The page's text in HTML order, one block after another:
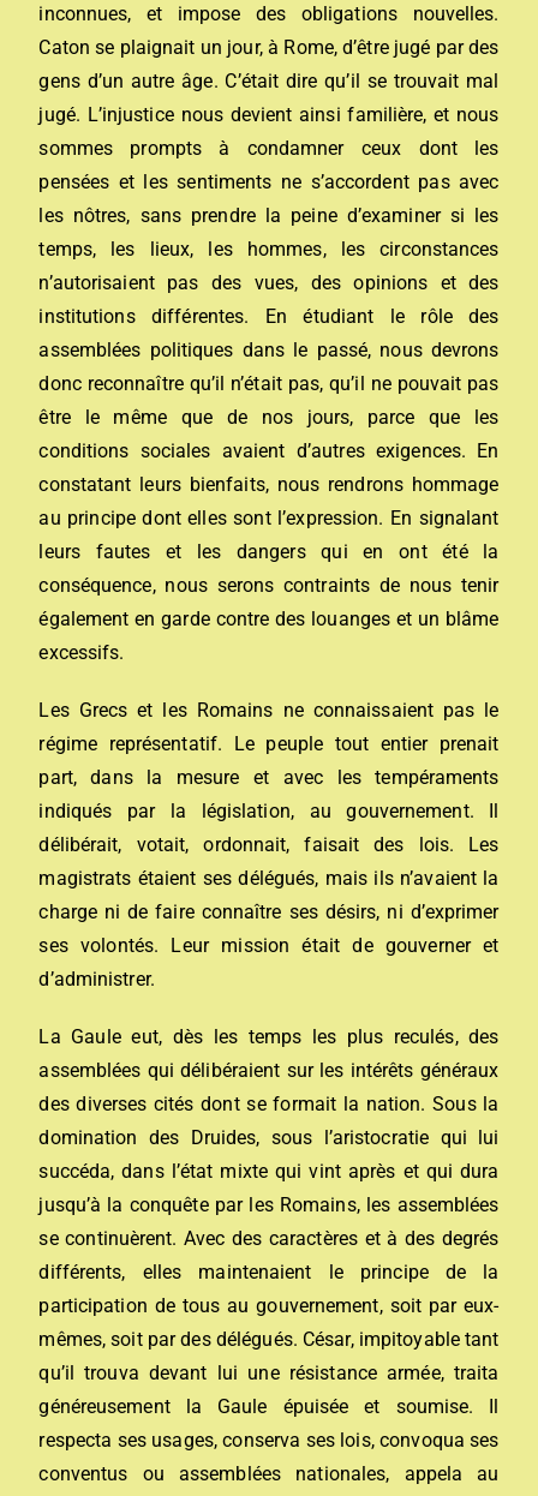
inconnues, et impose des obligations nouvelles.
Caton se plaignait un jour, à Rome, d’être jugé par des
gens d’un autre âge. C’était dire qu’il se trouvait mal
jugé. L’injustice nous devient ainsi familière, et nous
sommes prompts à condamner ceux dont les
pensées et les sentiments ne s’accordent pas avec
les nôtres, sans prendre la peine d’examiner si les
temps, les lieux, les hommes, les circonstances
n’autorisaient pas des vues, des opinions et des
institutions différentes. En étudiant le rôle des
assemblées politiques dans le passé, nous devrons
donc reconnaître qu’il n’était pas, qu’il ne pouvait pas
être le même que de nos jours, parce que les
conditions sociales avaient d’autres exigences. En
constatant leurs bienfaits, nous rendrons hommage
au principe dont elles sont l’expression. En signalant
leurs fautes et les dangers qui en ont été la
conséquence, nous serons contraints de nous tenir
également en garde contre des louanges et un blâme
excessifs.
Les Grecs et les Romains ne connaissaient pas le
régime représentatif. Le peuple tout entier prenait
part, dans la mesure et avec les tempéraments
indiqués par la législation, au gouvernement. Il
délibérait, votait, ordonnait, faisait des lois. Les
magistrats étaient ses délégués, mais ils n’avaient la
charge ni de faire connaître ses désirs, ni d’exprimer
ses volontés. Leur mission était de gouverner et
d’administrer.
La Gaule eut, dès les temps les plus reculés, des
assemblées qui délibéraient sur les intérêts généraux
des diverses cités dont se formait la nation. Sous la
domination des Druides, sous l’aristocratie qui lui
succéda, dans l’état mixte qui vint après et qui dura
jusqu’à la conquête par les Romains, les assemblées
se continuèrent. Avec des caractères et à des degrés
différents, elles maintenaient le principe de la
participation de tous au gouvernement, soit par eux-
mêmes, soit par des délégués. César, impitoyable tant
qu’il trouva devant lui une résistance armée, traita
généreusement la Gaule épuisée et soumise. Il
respecta ses usages, conserva ses lois, convoqua ses
conventus ou assemblées nationales, appela au